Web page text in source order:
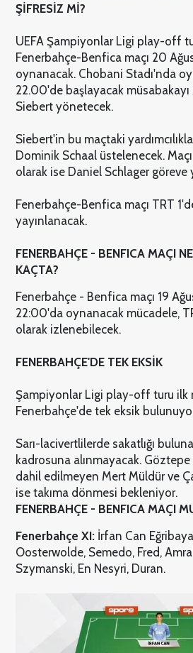
ŞİFRESİZ Mİ?
UEFA Şampiyonlar Ligi play-off
Fenerbahçe-Benfica maçı 20
oynanacak. Chobani Stadı'nda
22.00'de başlayacak
Siebert yönetecek.
Siebert'in bu maçtaki
Dominik Schaal üstelenecek.
olarak ise Daniel Schlager göreve
Fenerbahçe-Benfica maçı TRT
yayınlanacak.
FENERBAHÇE - BENFICA MAÇI
KAÇTA?
Fenerbahçe - Benfica maçı 19
22:00'da oynanacak mücadele,
olarak izlenebilecek.
FENERBAHÇE'DE TEK EKSİK
Şampiyonlar Ligi play-off turu ilk
Fenerbahçe'de tek eksik
Sarı-lacivertlilerde sakatlığı
kadrosuna alınmayacak.
dahil edilmeyen Mert Müldür ve
ise takıma dönmesi bekleniyor.
FENERBAHÇE - BENFICA MAÇI
Fenerbahçe XI:İrfan Can
Oosterwolde, Semedo, Fred,
Szymanski, En Nesyri, Duran.